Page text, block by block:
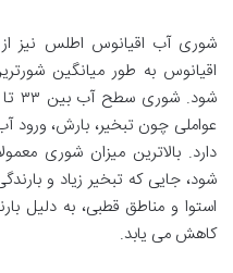
شوری آب اقیانوس اطلس نیز
اقیانوس به طور میانگین
عواملی چون تبخیر، بارش، ورود
دارد. بالاترین میزان شوری
شود، جایی که تبخیر زیاد و
استوا و مناطق قطبی، به دلیل
کاهش می یابد.